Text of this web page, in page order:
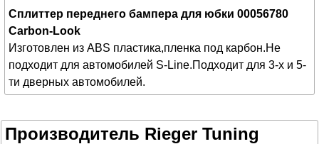
Сплиттер переднего бампера для юбки 00056780
Carbon-Look
Изготовлен из ABS пластика,пленка под карбон.Не
подходит для автомобилей S-Line.Подходит для 3-х и 5-
ти дверных автомобилей.
Производитель Rieger Tuning